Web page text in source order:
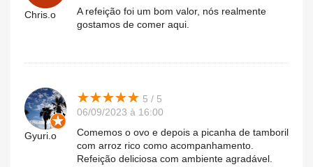
Chris.o
A refeição foi um bom valor, nós realmente
gostamos de comer aqui.
Gyuri.o
★★★★★
★★★★★ 5 / 5
06/09/2023 à 16:00
Comemos o ovo e depois a picanha de tamboril
com arroz rico como acompanhamento.
Refeição deliciosa com ambiente agradável.